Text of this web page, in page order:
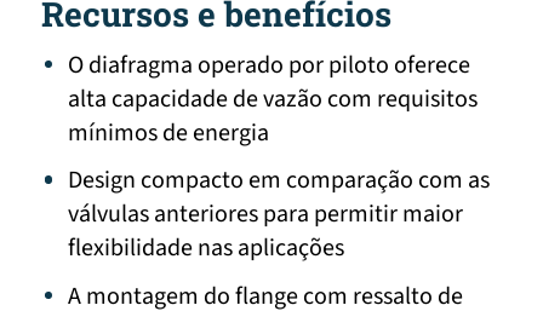
Recursos e benefícios
O diafragma operado por piloto oferece
alta capacidade de vazão com requisitos
mínimos de energia
Design compacto em comparação com as
válvulas anteriores para permitir maior
flexibilidade nas aplicações
A montagem do flange com ressalto de